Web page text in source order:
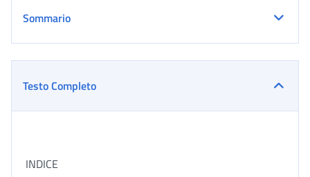
Sommario
Testo Completo
INDICE